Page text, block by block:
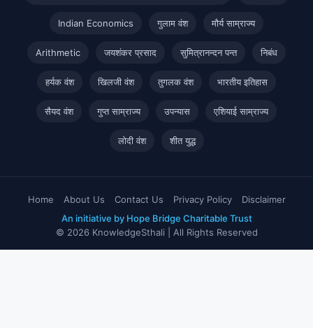
Indian Economics गुलाम वंश मौर्य साम्राज्य
Arithmetic जयशंकर प्रसाद सुमित्रानन्दन पन्त निबंध
हर्यक वंश खिलजी वंश तुगलक वंश भारतीय इतिहास
सैयद वंश गुप्त साम्राज्य उपन्यास एशियाई साम्राज्य
लोदी वंश शीत युद्ध
Home About Us Contact Us Privacy Policy
Disclaimer
An initiative by Hope Bridge Charitable Trust
© 2026 KnowledgeSthali | All Rights Reserved